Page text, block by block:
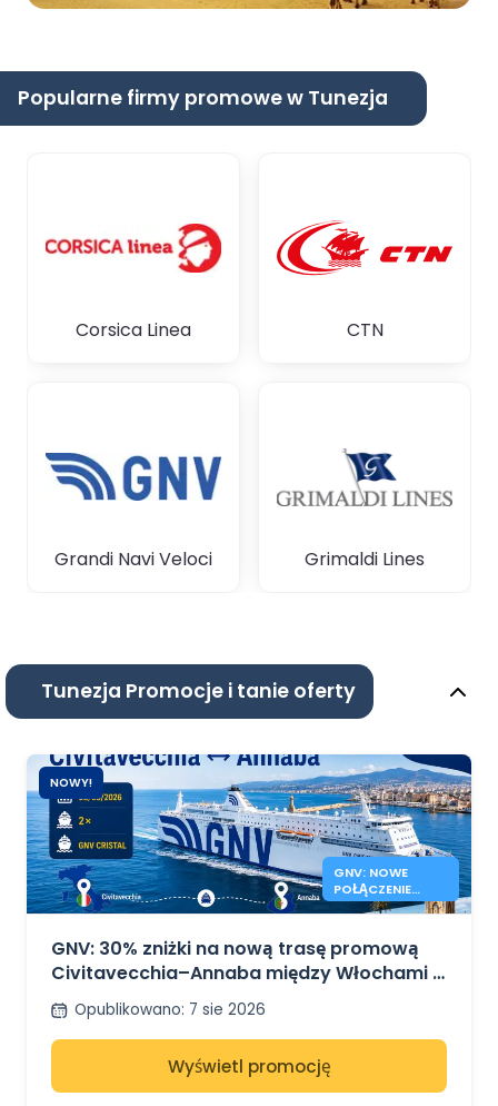
Popularne firmy promowe w Tunezja
Corsica Linea CTN
Grandi Navi Veloci Grimaldi Lines
Tunezja Promocje i tanie oferty
NOWY!
GNV: NOWE
POŁĄCZENIE
PROMOWE
GNV: 30% zniżki na nową trasę promową
Civitavecchia–Annaba między Włochami a
Algierią
Opublikowano: 7 sie 2026
Wyświetl promocję